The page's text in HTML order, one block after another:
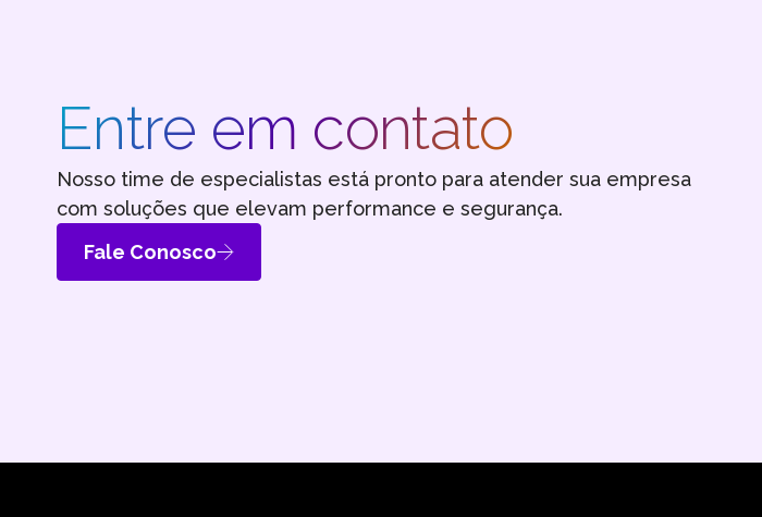
Entre em contato
Nosso time de especialistas está pronto para atender sua empresa
com soluções que elevam performance e segurança.
Fale Conosco